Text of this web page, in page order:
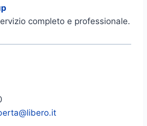
completo e professionale.